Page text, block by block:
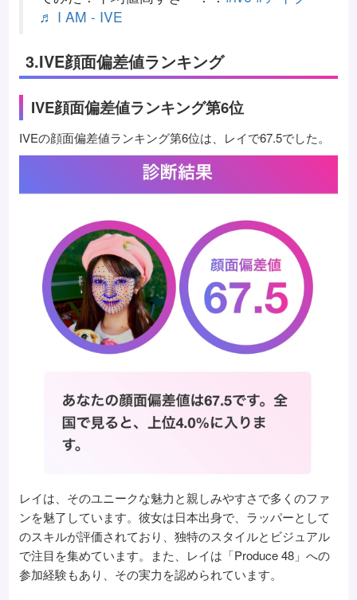
♬ I AM - IVE
3.IVE顔面偏差値ランキング
IVE顔面偏差値ランキング第6位
IVEの顔面偏差値ランキング第6位は、レイで67.5でした。
レイは、そのユニークな魅力と親しみやすさで多くのファ
ンを魅了しています。彼女は日本出身で、ラッパーとして
のスキルが評価されており、独特のスタイルとビジュアル
で注目を集めています。また、レイは「Produce 48」への
参加経験もあり、その実力を認められています。